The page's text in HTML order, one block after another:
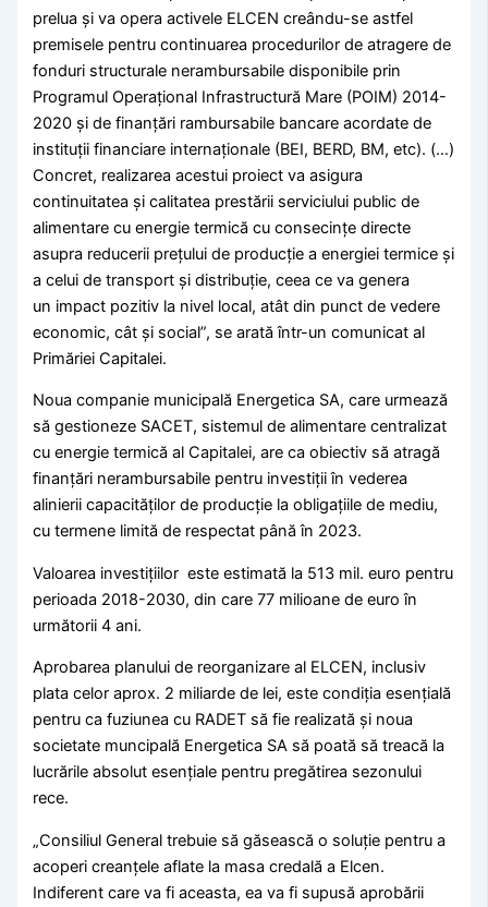
prelua și va opera activele ELCEN creându-se astfel
premisele pentru continuarea procedurilor de atragere de
fonduri structurale nerambursabile disponibile prin
Programul Operațional Infrastructură Mare (POIM) 2014-
2020 și de finanțări rambursabile bancare acordate de
instituții financiare internaționale (BEI, BERD, BM, etc). (…)
Concret, realizarea acestui proiect va asigura
continuitatea și calitatea prestării serviciului public de
alimentare cu energie termică cu consecințe directe
asupra reducerii prețului de producție a energiei termice și
a celui de transport și distribuție, ceea ce va genera
un impact pozitiv la nivel local, atât din punct de vedere
economic, cât și social”, se arată într-un comunicat al
Primăriei Capitalei.
Noua companie municipală Energetica SA, care urmează
să gestioneze SACET, sistemul de alimentare centralizat
cu energie termică al Capitalei, are ca obiectiv să atragă
finanțări nerambursabile pentru investiții în vederea
alinierii capacităților de producție la obligațiile de mediu,
cu termene limită de respectat până în 2023.
Valoarea investițiilor este estimată la 513 mil. euro pentru
perioada 2018-2030, din care 77 milioane de euro în
următorii 4 ani.
Aprobarea planului de reorganizare al ELCEN, inclusiv
plata celor aprox. 2 miliarde de lei, este condiția esențială
pentru ca fuziunea cu RADET să fie realizată și noua
societate muncipală Energetica SA să poată să treacă la
lucrările absolut esențiale pentru pregătirea sezonului
rece.
„Consiliul General trebuie să găsească o soluție pentru a
acoperi creanțele aflate la masa credală a Elcen.
Indiferent care va fi aceasta, ea va fi supusă aprobării